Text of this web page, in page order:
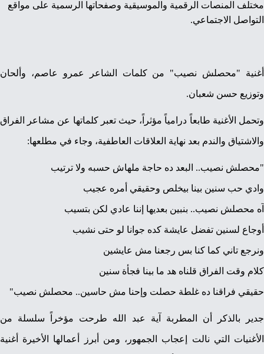
مختلف المنصات الرقمية والموسيقية وصفحاتها الرسمية على مواقع
التواصل الاجتماعي.
أغنية "محصلش نصيب" من كلمات الشاعر عمرو عاصم، وألحان
وتوزيع حسن شعبان.
وتحمل الأغنية طابعاً درامياً مؤثراً، حيث تعبر كلماتها عن مشاعر الفراق
والاشتياق والندم بعد نهاية العلاقات العاطفية، وجاء في مطلعها:
"محصلش نصيب.. البعد ده حاجة ملهاش حسبه ولا ترتيب
وادي حب سنين بينا بيخلص وحقيقي أمره عجيب
آه محصلش نصيب.. بنبين بعديها إننا عادي لكن بتسيب
أوجاع لسنين تفضل عايشة كده جوانا لو حتى نشيب
ونرجع تاني كما كنا بس رجعنا مش عايشين
كلام وقت الفراق قلناه هد ما بينا فجأة سنين
حقيقي فراقنا ده غلطة حصلت وإحنا مش حاسين.. محصلش نصيب"
جدير بالذكر أن المطربة آية عبد الله طرحت مؤخراً سلسلة من
الأغنيات التي نالت إعجاب الجمهور، ومن أبرز أعمالها الأخيرة أغنية